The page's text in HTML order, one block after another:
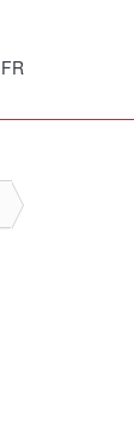
FR